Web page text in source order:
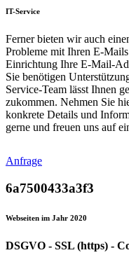
IT-Service
Ferner bieten wir auch
Probleme mit Ihren E-
Einrichtung Ihre E-Mail-
Sie benötigen
Service-Team lässt Ihnen
zukommen. Nehmen Sie
konkrete Details und
gerne und freuen uns auf
Anfrage
6a7500433a3f3
Webseiten im Jahr 2020
DSGVO - SSL (https) -